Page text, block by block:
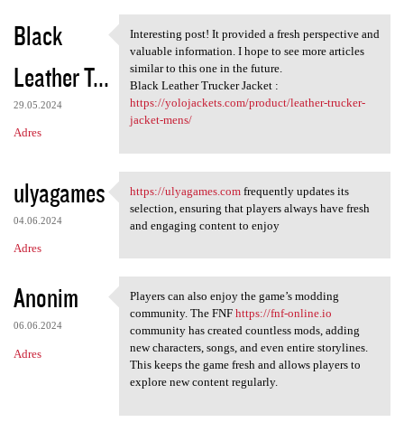
Black
Leather T...
29.05.2024
Adres
Interesting post! It provided
Interesting post! It provided a fresh perspective and
valuable information. I hope to see more articles
similar to this one in the future.
Black Leather Trucker Jacket :
https://yolojackets.com/product/leather-trucker-
jacket-mens/
ulyagames
04.06.2024
Adres
https://ulyagames.com
https://ulyagames.comfrequently updates its
selection, ensuring that players always have fresh
and engaging content to enjoy
Anonim
06.06.2024
Adres
Players can also enjoy the
Players can also enjoy the game’s modding
community. The FNF https://fnf-online.io
community has created countless mods, adding
new characters, songs, and even entire storylines.
This keeps the game fresh and allows players to
explore new content regularly.